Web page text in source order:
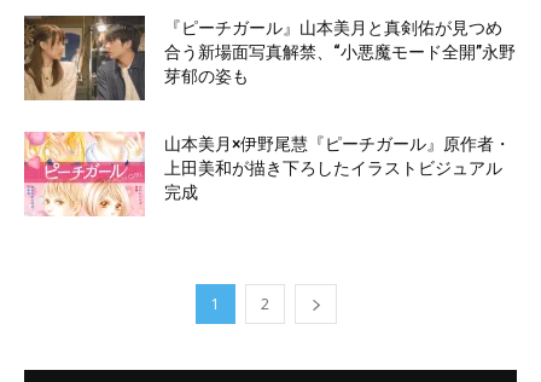
『ピーチガール』山本美月と真剣佑が見つめ
合う新場面写真解禁、“小悪魔モード全開”永野
芽郁の姿も
山本美月×伊野尾慧『ピーチガール』原作者・
上田美和が描き下ろしたイラストビジュアル
完成
1 2